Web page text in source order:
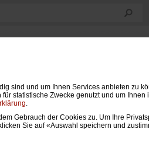
sind und um Ihnen Services anbieten zu
statistische Zwecke genutzt und um
.
Gebrauch der Cookies zu. Um Ihre
Sie auf «Auswahl speichern und
Notizen, Mappen & Sonstiges
und Tischkalender